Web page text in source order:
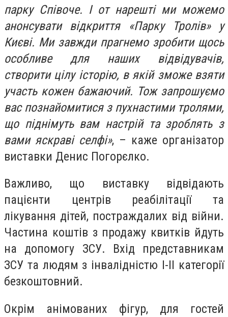
парку Співоче. І от нарешті ми можемо
анонсувати відкриття «Парку Тролів» у
Києві. Ми завжди прагнемо зробити щось
особливе для наших відвідувачів,
створити цілу історію, в якій зможе взяти
участь кожен бажаючий. Тож запрошуємо
вас познайомитися з пухнастими тролями,
що піднімуть вам настрій та зроблять з
вами яскраві селфі», – каже організатор
виставки Денис Погорєлко.
Важливо, що виставку відвідають
пацієнти центрів реабілітації та
лікування дітей, постраждалих від війни.
Частина коштів з продажу квитків йдуть
на допомогу ЗСУ. Вхід представникам
ЗСУ та людям з інвалідністю I-II категорії
безкоштовний.
Окрім анімованих фігур, для гостей